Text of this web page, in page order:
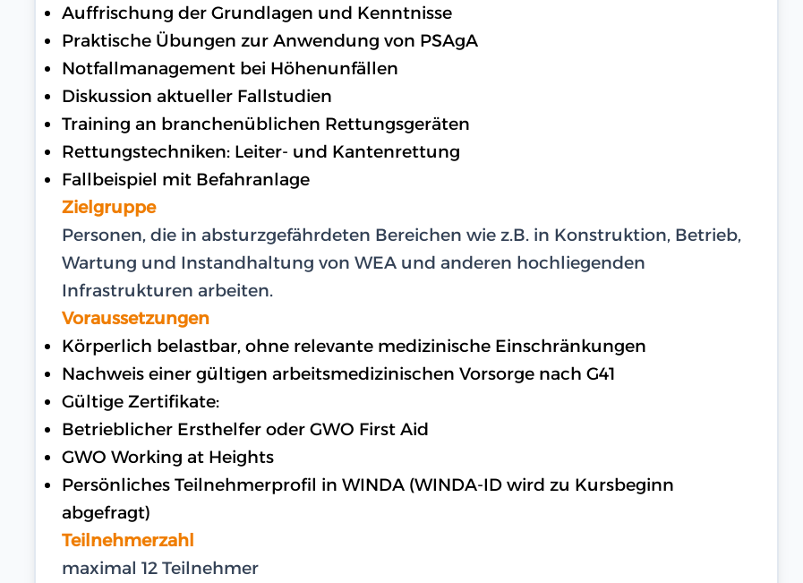
Auffrischung der Grundlagen und Kenntnisse
Praktische Übungen zur Anwendung von PSAgA
Notfallmanagement bei Höhenunfällen
Diskussion aktueller Fallstudien
Training an branchenüblichen Rettungsgeräten
Rettungstechniken: Leiter- und Kantenrettung
Fallbeispiel mit Befahranlage
Zielgruppe
Personen, die in absturzgefährdeten Bereichen wie z.B. in Konstruktion, Betrieb,
Wartung und Instandhaltung von WEA und anderen hochliegenden
Infrastrukturen arbeiten.
Voraussetzungen
Körperlich belastbar, ohne relevante medizinische Einschränkungen
Nachweis einer gültigen arbeitsmedizinischen Vorsorge nach G41
Gültige Zertifikate:
Betrieblicher Ersthelfer oder GWO First Aid
GWO Working at Heights
Persönliches Teilnehmerprofil in WINDA (WINDA-ID wird zu Kursbeginn
abgefragt)
Teilnehmerzahl
maximal 12 Teilnehmer